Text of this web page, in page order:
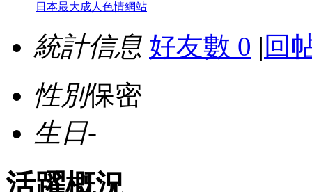
日本最大成人色情網站
統計信息 好友數 0 | 回
性別保密
生日-